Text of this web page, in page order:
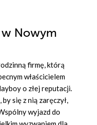
w Nowym
firmę, którą
właścicielem
o złej reputacji.
się z nią zaręczył,
wyjazd do